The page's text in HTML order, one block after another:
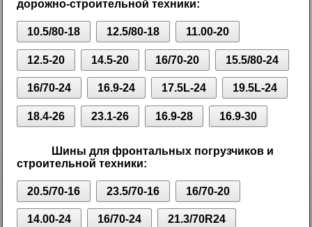
дорожно-строительной техники:
10.5/80-18 12.5/80-18 11.00-20
12.5-20 14.5-20 16/70-20 15.5/80-24
16/70-24 16.9-24 17.5L-24 19.5L-24
18.4-26 23.1-26 16.9-28 16.9-30
Шины для фронтальных погрузчиков и
строительной техники:
20.5/70-16 23.5/70-16 16/70-20
14.00-24 16/70-24 21.3/70R24